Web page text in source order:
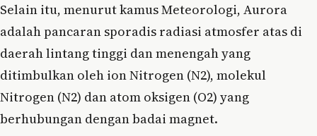
Selain itu, menurut kamus Meteorologi, Aurora
adalah pancaran sporadis radiasi atmosfer atas di
daerah lintang tinggi dan menengah yang
ditimbulkan oleh ion Nitrogen (N2), molekul
Nitrogen (N2) dan atom oksigen (O2) yang
berhubungan dengan badai magnet.